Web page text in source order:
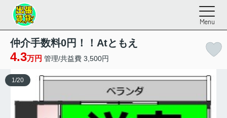
Menu
仲介手数料0円！！Atともえ
4.3万円 管理/共益費 3,500円
1 /20